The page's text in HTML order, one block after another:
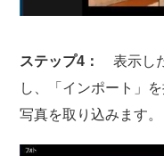
ステップ4：表示し
し、「インポート」
写真を取り込みます。